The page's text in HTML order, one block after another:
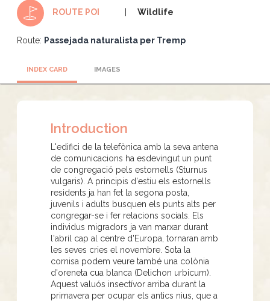
ROUTE POI Wildlife
Route: Passejada naturalista per Tremp
INDEX CARD IMAGES
Introduction
L'edifici de la telefònica amb la seva antena
de comunicacions ha esdevingut un punt
de congregació pels estornells (Sturnus
vulgaris). A principis d'estiu els estornells
residents ja han fet la segona posta,
juvenils i adults busquen els punts alts per
congregar-se i fer relacions socials. Els
individus migradors ja van marxar durant
l'abril cap al centre d'Europa, tornaran amb
les seves cries el novembre. Sota la
cornisa podem veure també una colònia
d'oreneta cua blanca (Delichon urbicum).
Aquest valuós insectívor arriba durant la
primavera per ocupar els antics nius, que a